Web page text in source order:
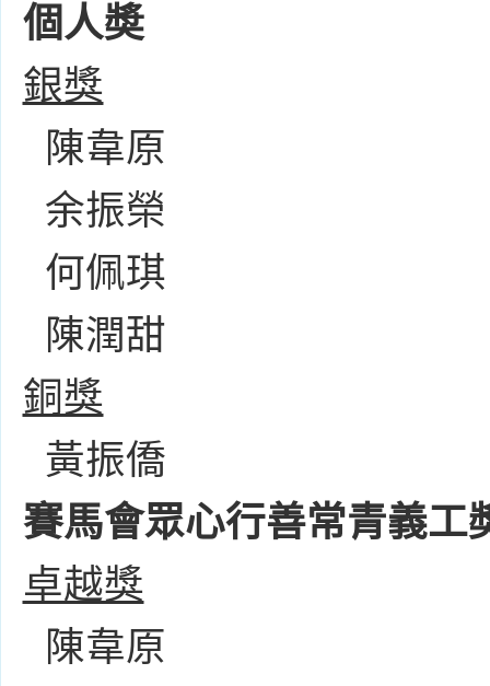
個人奬
銀獎
陳韋原
余振榮
何佩琪
陳潤甜
銅獎
黃振僑
賽馬會眾心行善常青義工
卓越獎
陳韋原